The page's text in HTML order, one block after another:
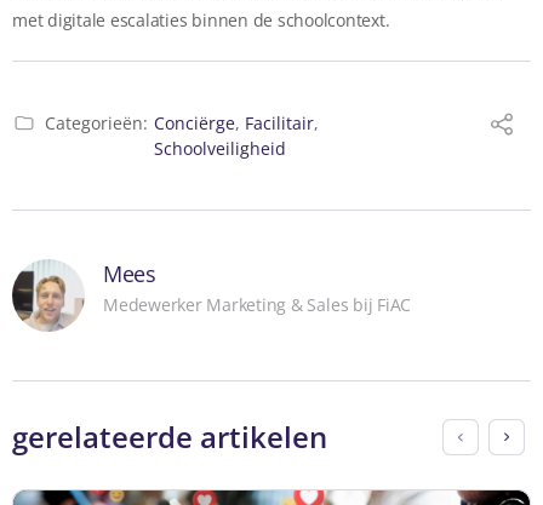
met digitale escalaties binnen de schoolcontext.
Categorieën: Conciërge, Facilitair,
Schoolveiligheid
Mees
Medewerker Marketing & Sales bij FiAC
gerelateerde artikelen